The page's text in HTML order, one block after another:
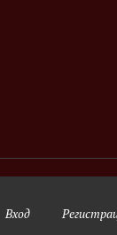
Вход